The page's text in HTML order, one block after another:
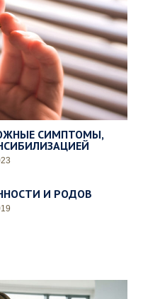
СИМПТОМЫ,
И РОДОВ